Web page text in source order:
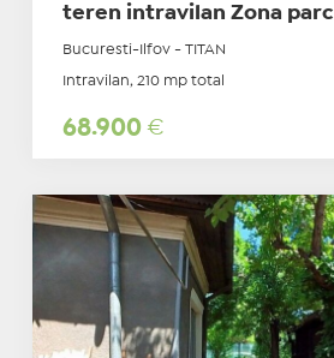
teren intravilan Zona parc
Bucuresti-Ilfov - TITAN
Intravilan, 210 mp total
68.900 €